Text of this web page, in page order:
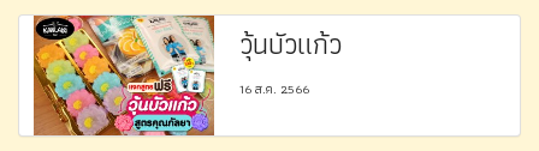
วุ้นบัวแก้ว
16 ส.ค. 2566